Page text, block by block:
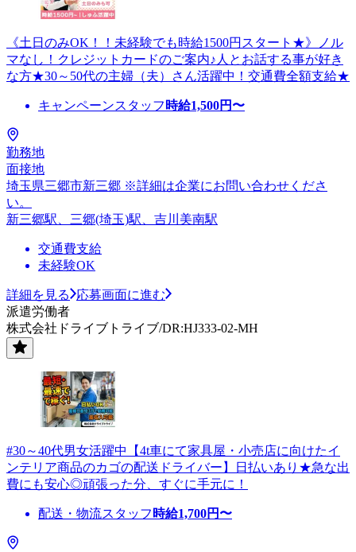
《土日のみOK！！未経験でも時給1500円スタート★》ノル
マなし！クレジットカードのご案内♪人とお話する事が好き
な方★30～50代の主婦（夫）さん活躍中！交通費全額支給★
キャンペーンスタッフ 時給1,500円〜
勤務地
面接地
埼玉県三郷市新三郷 ※詳細は企業にお問い合わせくださ
い。
新三郷駅、三郷(埼玉)駅、吉川美南駅
交通費支給
未経験OK
詳細を見る
応募画面に進む
派遣労働者
株式会社ドライブトライブ/DR:HJ333-02-MH
#30～40代男女活躍中【4t車にて家具屋・小売店に向けたイ
ンテリア商品のカゴの配送ドライバー】日払いあり★急な出
費にも安心◎頑張った分、すぐに手元に！
配送・物流スタッフ 時給1,700円〜